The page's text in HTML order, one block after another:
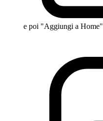
e poi "Aggiungi a Home"